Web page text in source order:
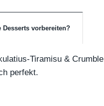
Desserts vorbereiten?
Tiramisu & Crumble
perfekt.